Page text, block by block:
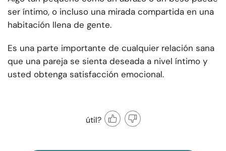
ser íntimo, o incluso una mirada compartida en una
habitación llena de gente.
Es una parte importante de cualquier relación sana
que una pareja se sienta deseada a nivel íntimo y
usted obtenga satisfacción emocional.
útil?